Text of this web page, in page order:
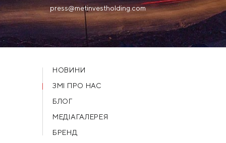
press@metinvestholding.com
НОВИНИ
ЗМІ ПРО НАС
БЛОГ
МЕДІАГАЛЕРЕЯ
БРЕНД